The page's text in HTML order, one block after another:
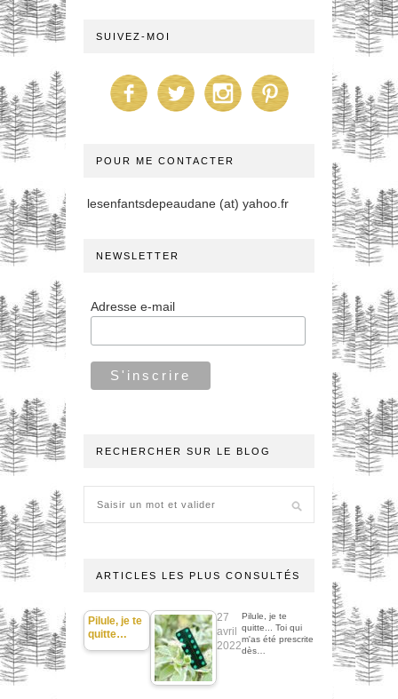
SUIVEZ-MOI
POUR ME CONTACTER
lesenfantsdepeaudane (at) yahoo.fr
NEWSLETTER
Adresse e-mail
RECHERCHER SUR LE BLOG
ARTICLES LES PLUS CONSULTÉS
Pilule, je te
quitte…
27
avril
2022
Pilule, je te
quitte... Toi qui
m'as été prescrite
dès…